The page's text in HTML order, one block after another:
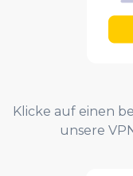
Klicke auf einen
unsere